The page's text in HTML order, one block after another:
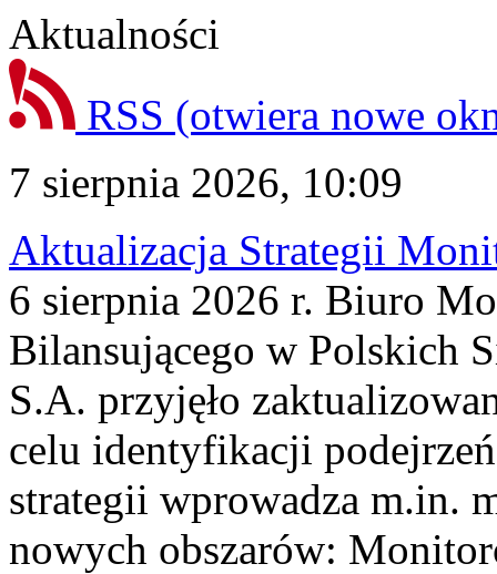
Aktualności
RSS (otwiera nowe
7 sierpnia 2026, 10:09
Aktualizacja Strategii
6 sierpnia 2026 r. Biuro
Bilansującego w Polskich
S.A. przyjęło
celu identyfikacji
strategii wprowadza m.in.
nowych obszarów: